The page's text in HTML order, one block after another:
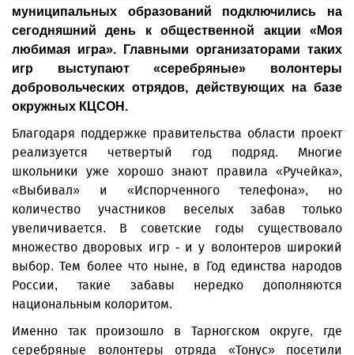
муниципальных образований подключились на
сегодняшний день к общественной акции «Моя
любимая игра». Главными организаторами таких
игр выступают «серебряные» волонтеры
добровольческих отрядов, действующих на базе
окружных КЦСОН.
Благодаря поддержке правительства области проект
реализуется четвертый год подряд. Многие
школьники уже хорошо знают правила «Ручейка»,
«Выбивал» и «Испорченного телефона», но
количество участников веселых забав только
увеличивается. В советские годы существовало
множество дворовых игр - и у волонтеров широкий
выбор. Тем более что ныне, в Год единства народов
России, такие забавы нередко дополняются
национальным колоритом.
Именно так произошло в Тарногском округе, где
серебряные волонтеры отряда «Тонус» посетили